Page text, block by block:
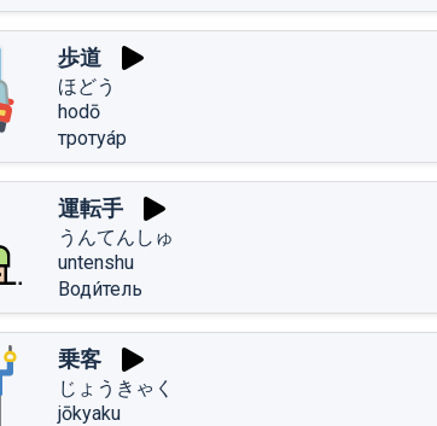
歩道
ほどう
hodō
тротуа́р
運転手
うんてんしゅ
untenshu
Води́тель
乗客
じょうきゃく
jōkyaku